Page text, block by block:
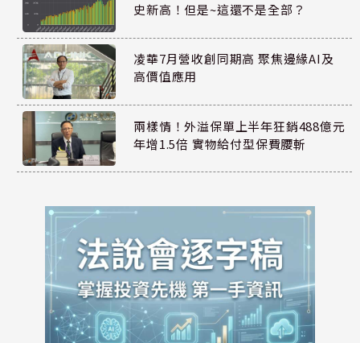
史新高！但是~這還不是全部？
凌華7月營收創同期高 聚焦邊緣AI及
高價值應用
兩樣情！外溢保單上半年狂銷488億元
年增1.5倍 實物給付型保費腰斬